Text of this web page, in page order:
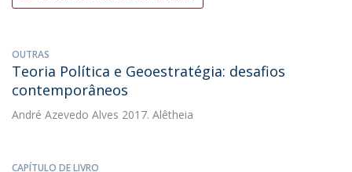
OUTRAS
Teoria Política e Geoestratégia: desafios
contemporâneos
André Azevedo Alves 2017. Alêtheia
CAPÍTULO DE LIVRO